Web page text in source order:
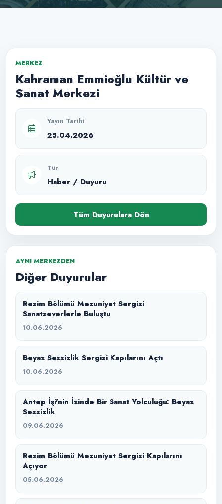
MERKEZ
Kahraman Emmioğlu Kültür ve
Sanat Merkezi
Yayın Tarihi
25.04.2026
Tür
Haber / Duyuru
Tüm Duyurulara Dön
AYNI MERKEZDEN
Diğer Duyurular
Resim Bölümü Mezuniyet Sergisi
Sanatseverlerle Buluştu
10.06.2026
Beyaz Sessizlik Sergisi Kapılarını Açtı
10.06.2026
Antep İşi'nin İzinde Bir Sanat Yolculuğu: Beyaz
Sessizlik
09.06.2026
Resim Bölümü Mezuniyet Sergisi Kapılarını
Açıyor
05.06.2026